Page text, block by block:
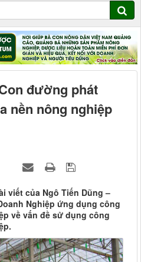
đường phát
nền nông nghiệp
viết của Ngô Tiến Dũng –
Nghiệp ứng dụng công
về vấn đề sử dụng công